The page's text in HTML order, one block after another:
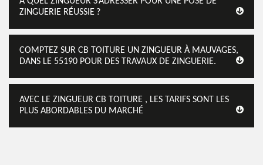
ZINGUERIE RÉUSSIE ?
COMPTEZ SUR CB TOITURE UN ZINGUEUR À MAUVAGES,
DANS LE 55190 POUR DES TRAVAUX DE ZINGUERIE.
AVEC LE ZINGUEUR CB TOITURE , LES TARIFS SONT LES
PLUS ABORDABLES DU MARCHÉ